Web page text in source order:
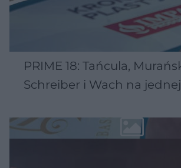
PRIME 18: Tańcula,
Schreiber i Wach na